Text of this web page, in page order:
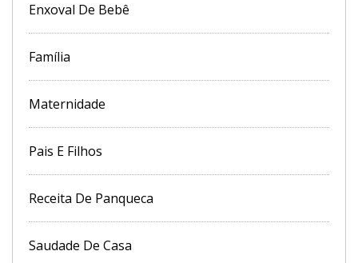
Enxoval De Bebê
Família
Maternidade
Pais E Filhos
Receita De Panqueca
Saudade De Casa